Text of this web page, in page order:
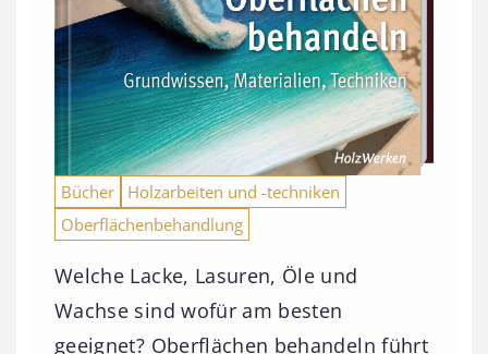
Bücher
Holzarbeiten und -techniken
Oberflächenbehandlung
Welche Lacke, Lasuren, Öle und
Wachse sind wofür am besten
geeignet? Oberflächen behandeln führt